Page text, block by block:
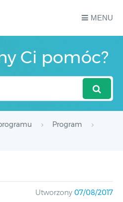
MENU
Ci pomóc?
Program
Utworzony 07/08/2017